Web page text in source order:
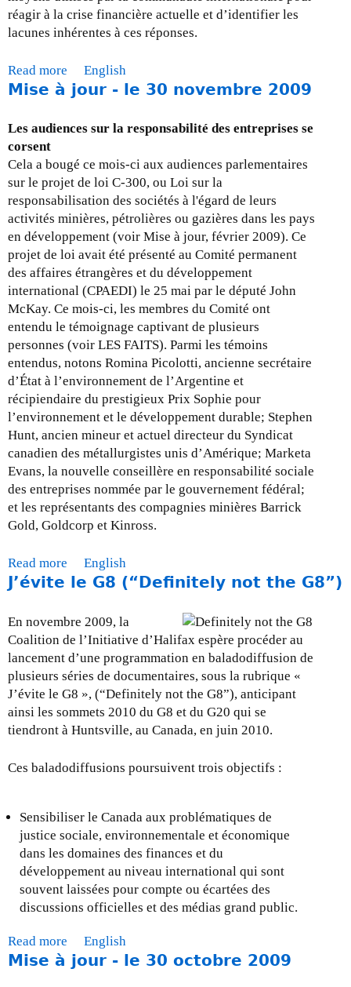
v
r
2
1
réagir à la crise financière actuelle et d’identifier les
lacunes inhérentes à ces réponses.
Read more
b
u
D
o
c
u
m
e
n
t
d
e
p
o
l
i
t
i
q
u
e
:
Q
m
q
u
e
-
t
-
i
d
l
r
n
s
English
Mise à jour - le 30 novembre 2009
Les audiences sur la responsabilité des entreprises se
corsent
Cela a bougé ce mois-ci aux audiences parlementaires
sur le projet de loi C-300, ou Loi sur la
responsabilisation des sociétés à l'égard de leurs
activités minières, pétrolières ou gazières dans les pays
en développement (voir Mise à jour, février 2009). Ce
projet de loi avait été présenté au Comité permanent
des affaires étrangères et du développement
international (CPAEDI) le 25 mai par le député John
McKay. Ce mois-ci, les membres du Comité ont
entendu le témoignage captivant de plusieurs
personnes (voir LES FAITS). Parmi les témoins
entendus, notons Romina Picolotti, ancienne secrétaire
d’État à l’environnement de l’Argentine et
récipiendaire du prestigieux Prix Sophie pour
l’environnement et le développement durable; Stephen
Hunt, ancien mineur et actuel directeur du Syndicat
canadien des métallurgistes unis d’Amérique; Marketa
Evans, la nouvelle conseillère en responsabilité sociale
des entreprises nommée par le gouvernement fédéral;
et les représentants des compagnies minières Barrick
Gold, Goldcorp et Kinross.
Read more
u
t
M
i
s
e
à
o
-
l
e
3
0
n
e
English
J’évite le G8 (“Definitely not the G8”)
En novembre 2009, la
Coalition de l’Initiative d’Halifax espère procéder au
lancement d’une programmation en baladodiffusion de
plusieurs séries de documentaires, sous la rubrique «
J’évite le G8 », (“Definitely not the G8”), anticipant
ainsi les sommets 2010 du G8 et du G20 qui se
tiendront à Huntsville, au Canada, en juin 2010.
Ces baladodiffusions poursuivent trois objectifs :
Sensibiliser le Canada aux problématiques de
justice sociale, environnementale et économique
dans les domaines des finances et du
développement au niveau international qui sont
souvent laissées pour compte ou écartées des
discussions officielles et des médias grand public.
Read more
b
English
Mise à jour - le 30 octobre 2009